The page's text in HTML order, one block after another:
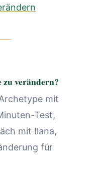
zu verändern?
mit
Test,
mit Ilana,
für